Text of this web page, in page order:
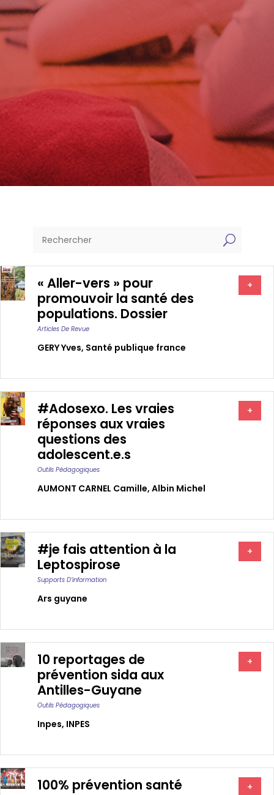
U
« Aller-vers » pour
promouvoir la santé des
populations. Dossier
Articles De Revue
GERY Yves, Santé publique france
+
#Adosexo. Les vraies
réponses aux vraies
questions des
adolescent.e.s
Outils Pédagogiques
AUMONT CARNEL Camille, Albin Michel
+
#je fais attention à la
Leptospirose
Supports D’information
Ars guyane
+
10 reportages de
prévention sida aux
Antilles-Guyane
Outils Pédagogiques
Inpes, INPES
+
100% prévention santé +